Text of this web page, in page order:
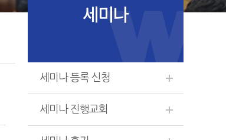
세미나
세미나 등록 신청
세미나 진행교회